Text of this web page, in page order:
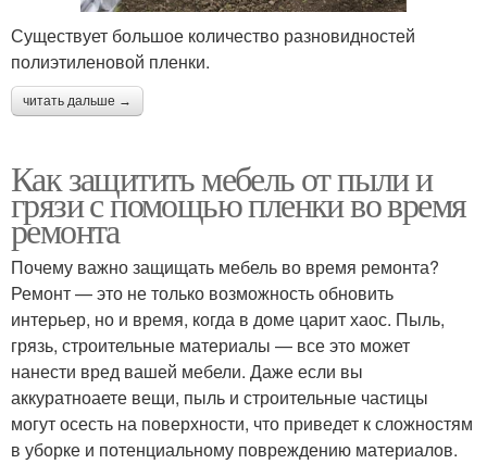
Существует большое количество разновидностей
полиэтиленовой пленки.
читать дальше →
Как защитить мебель от пыли и
грязи с помощью пленки во время
ремонта
Почему важно защищать мебель во время ремонта?
Ремонт — это не только возможность обновить
интерьер, но и время, когда в доме царит хаос. Пыль,
грязь, строительные материалы — все это может
нанести вред вашей мебели. Даже если вы
аккуратноаете вещи, пыль и строительные частицы
могут осесть на поверхности, что приведет к сложностям
в уборке и потенциальному повреждению материалов.